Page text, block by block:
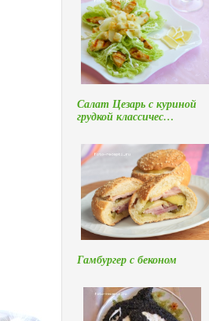
Салат Цезарь с куриной
грудкой классичес…
Гамбургер с беконом